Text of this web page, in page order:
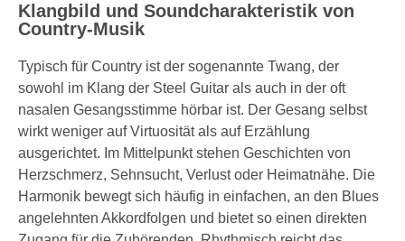
Klangbild und Soundcharakteristik von
Country-Musik
Typisch für Country ist der sogenannte Twang, der
sowohl im Klang der Steel Guitar als auch in der oft
nasalen Gesangsstimme hörbar ist. Der Gesang selbst
wirkt weniger auf Virtuosität als auf Erzählung
ausgerichtet. Im Mittelpunkt stehen Geschichten von
Herzschmerz, Sehnsucht, Verlust oder Heimatnähe. Die
Harmonik bewegt sich häufig in einfachen, an den Blues
angelehnten Akkordfolgen und bietet so einen direkten